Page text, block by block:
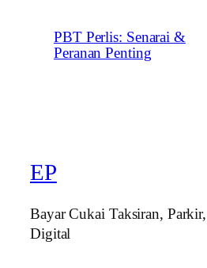
PBT Perlis: Senarai &
Peranan Penting
EP
Bayar Cukai Taksiran,
Digital